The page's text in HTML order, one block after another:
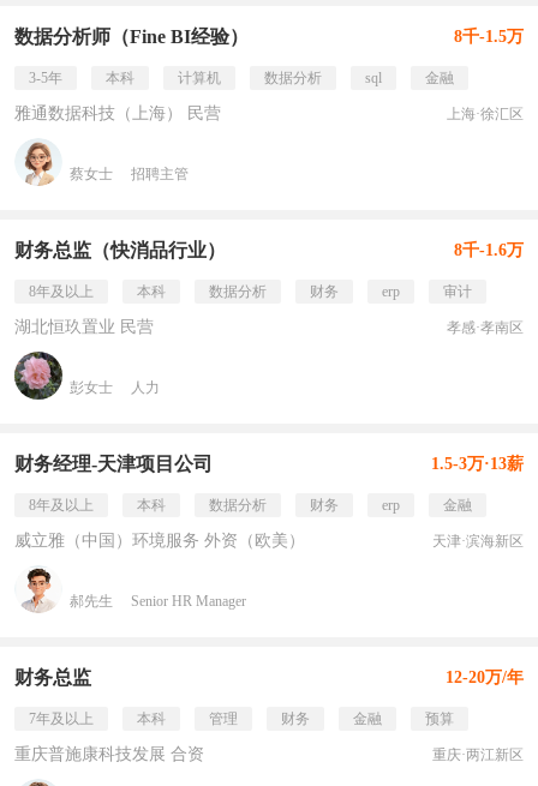
数据分析师（Fine BI经验） 8千-1.5万
3-5年 本科 计算机 数据分析 sql 金融
雅通数据科技（上海） 民营 上海·徐汇区
蔡女士 招聘主管
财务总监（快消品行业） 8千-1.6万
8年及以上 本科 数据分析 财务 erp 审计
湖北恒玖置业 民营 孝感·孝南区
彭女士 人力
财务经理-天津项目公司 1.5-3万·13薪
8年及以上 本科 数据分析 财务 erp 金融
威立雅（中国）环境服务 外资（欧美） 天津·滨海新区
郝先生 Senior HR Manager
财务总监 12-20万/年
7年及以上 本科 管理 财务 金融 预算
重庆普施康科技发展 合资 重庆·两江新区